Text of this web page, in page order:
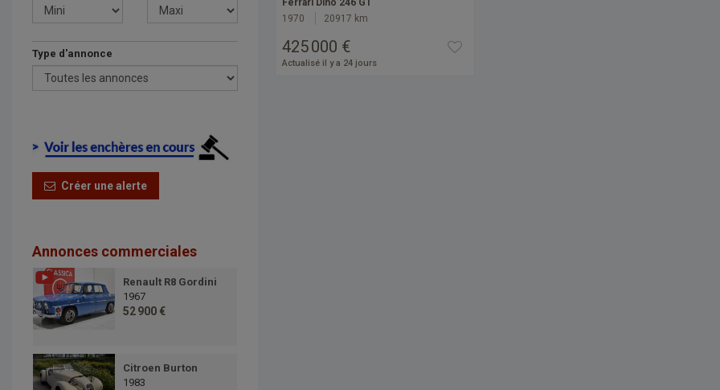
Type d'annonce
Créer une alerte
Annonces commerciales
Renault R8 Gordini
1967
52 900 €
Citroen Burton
1983
Ferrari Dino 246 GT
1970
20917 km
425 000 €
Actualisé il y a 24 jours